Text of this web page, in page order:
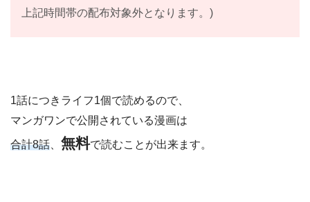
上記時間帯の配布対象外となります。)
1話につきライフ1個で読めるので、
マンガワンで公開されている漫画は
合計8話 無料で読むことが出来ます。